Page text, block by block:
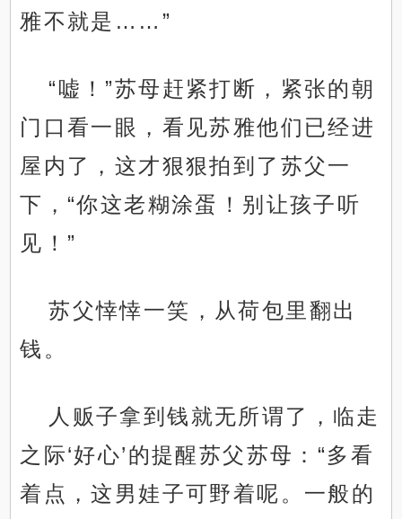
雅不就是……”
“嘘！”苏母赶紧打断，紧张的朝
门口看一眼，看见苏雅他们已经进
屋内了，这才狠狠拍到了苏父一
下，“你这老糊涂蛋！别让孩子听
见！”
苏父悻悻一笑，从荷包里翻出
钱。
人贩子拿到钱就无所谓了，临走
之际‘好心’的提醒苏父苏母：“多看
着点，这男娃子可野着呢。一般的